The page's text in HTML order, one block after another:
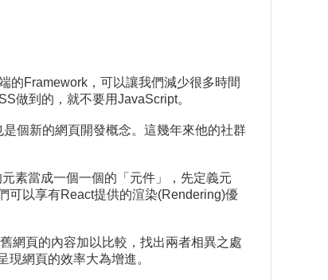
的Framework，可以讓我們減少很多時間
做到的，就不要用JavaScript。
個新的網頁開發概念。這幾年來他的社群
素當成一個一個的「元件」，先定義元
可以享有React提供的渲染(Rendering)優
網頁的內容加以比較，找出兩者相異之處
網頁的效率大為增進。